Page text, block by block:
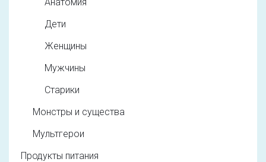
Дети
Женщины
Мужчины
Старики
Монстры и существа
Мультгерои
Продукты питания